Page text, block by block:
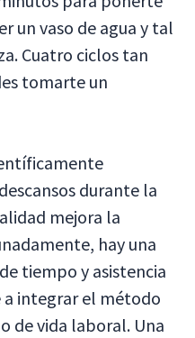
un vaso de agua y tal
Cuatro ciclos tan
tomarte un
durante la
mejora la
hay una
tiempo y asistencia
a integrar el método
de vida laboral. Una